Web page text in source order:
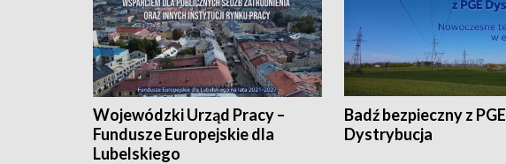
Wojewódzki Urząd Pracy –
Fundusze Europejskie dla
Lubelskiego
Badź bezpieczny z PGE
Dystrybucja